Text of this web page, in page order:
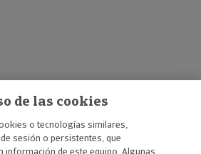
de las cookies
o tecnologías similares,
sesión o persistentes, que